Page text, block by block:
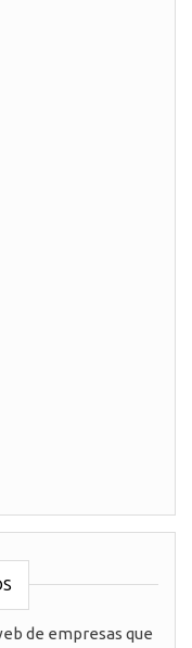
de empresas que